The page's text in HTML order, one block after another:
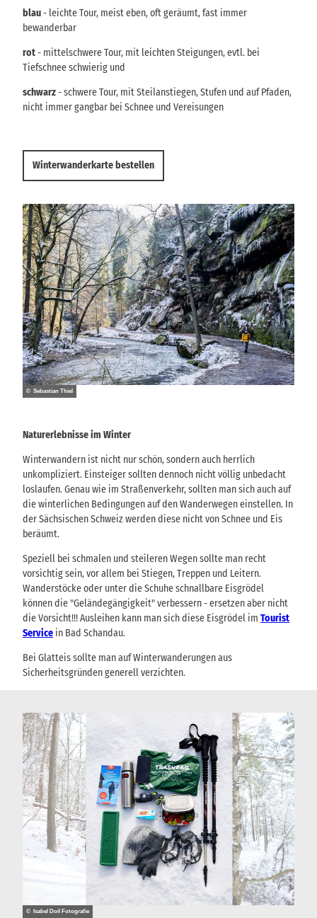
blau- leichte Tour, meist eben, oft geräumt, fast immer
bewanderbar
rot- mittelschwere Tour, mit leichten Steigungen, evtl. bei
Tiefschnee schwierig und
schwarz- schwere Tour, mit Steilanstiegen, Stufen und auf Pfaden,
nicht immer gangbar bei Schnee und Vereisungen
Winterwanderkarte bestellen
© Sebastian Thiel
Naturerlebnisse im Winter
Winterwandern ist nicht nur schön, sondern auch herrlich
unkompliziert. Einsteiger sollten dennoch nicht völlig unbedacht
loslaufen. Genau wie im Straßenverkehr, sollten man sich auch auf
die winterlichen Bedingungen auf den Wanderwegen einstellen. In
der Sächsischen Schweiz werden diese nicht von Schnee und Eis
beräumt.
Speziell bei schmalen und steileren Wegen sollte man recht
vorsichtig sein, vor allem bei Stiegen, Treppen und Leitern.
Wanderstöcke oder unter die Schuhe schnallbare Eisgrödel
können die "Geländegängigkeit" verbessern - ersetzen aber nicht
die Vorsicht!!! Ausleihen kann man sich diese Eisgrödel im Tourist
Service in Bad Schandau.
Bei Glatteis sollte man auf Winterwanderungen aus
Sicherheitsgründen generell verzichten.
© Isabel Doil Fotografie